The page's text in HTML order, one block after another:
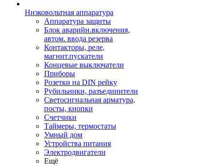
Низковольтная аппаратура
Аппаратура защиты
Блок аварийн.включения,
автом. ввода резерва
Контакторы, реле,
магнит.пускатели
Концевые выключатели
Приборы
Розетки на DIN рейку
Рубильники, разъединители
Светосигнальная арматура,
посты, кнопки
Счетчики
Таймеры, термостаты
Умный дом
Устройства питания
Электродвигатели
Ещё